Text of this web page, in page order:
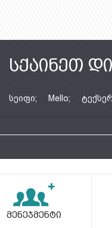
სქაინეთ
სეიფი; Mello;
Მენეჯმენტი